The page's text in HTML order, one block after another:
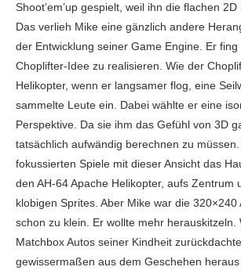
Shoot’em’up gespielt, weil ihn die flachen
Das verlieh Mike eine gänzlich andere
der Entwicklung seiner Game Engine. Er
Choplifter-Idee zu realisieren. Wie der
Helikopter, wenn er langsamer flog, eine
sammelte Leute ein. Dabei wählte er eine
Perspektive. Da sie ihm das Gefühl von 3D
tatsächlich aufwändig berechnen zu
fokussierten Spiele mit dieser Ansicht das
den AH-64 Apache Helikopter, aufs Zentrum
klobigen Sprites. Aber Mike war die 320×240
schon zu klein. Er wollte mehr herauskitzeln.
Matchbox Autos seiner Kindheit
gewissermaßen aus dem Geschehen